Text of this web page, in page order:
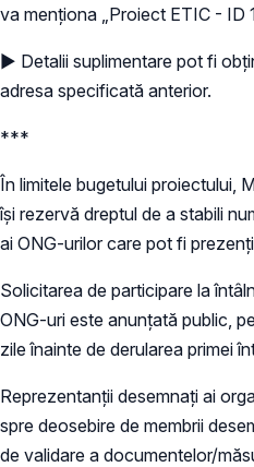
va menționa „Proiect ETIC - ID
► Detalii suplimentare pot fi
adresa specificată anterior.
***
În limitele bugetului proiectului,
își rezervă dreptul de a stabili
ai ONG-urilor care pot fi
Solicitarea de participare la
ONG-uri este anunțată public,
zile înainte de derularea primei
Reprezentanții desemnați ai
spre deosebire de membrii
de validare a documentelor/